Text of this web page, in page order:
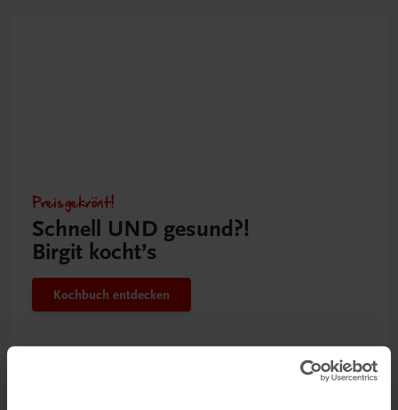
Preisgekrönt!
Schnell UND gesund?!
Birgit kocht’s
Kochbuch entdecken